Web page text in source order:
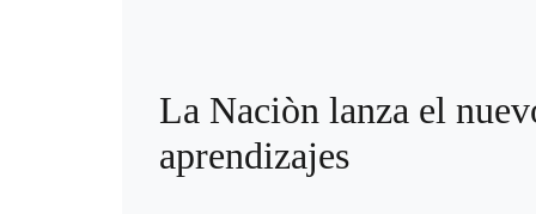
La Naciòn lanza el
aprendizajes